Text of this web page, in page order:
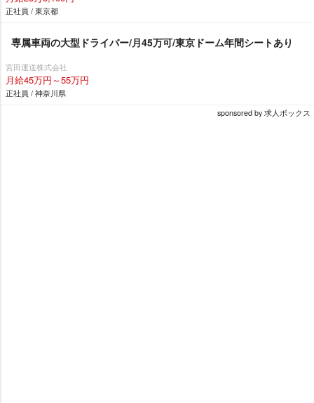
正社員 / 東京都
専属車両の大型ドライバー/月45万可/東京ドーム年間シートあり
宮田運送株式会社
月給45万円～55万円
正社員 / 神奈川県
sponsored by 求人ボックス